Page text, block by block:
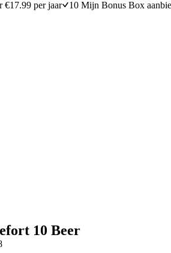
per jaar 10 Mijn Bonus Box
10 Beer